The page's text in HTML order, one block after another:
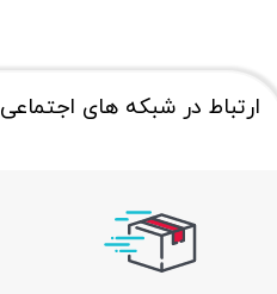
ارتباط در شبکه های اجتماعی